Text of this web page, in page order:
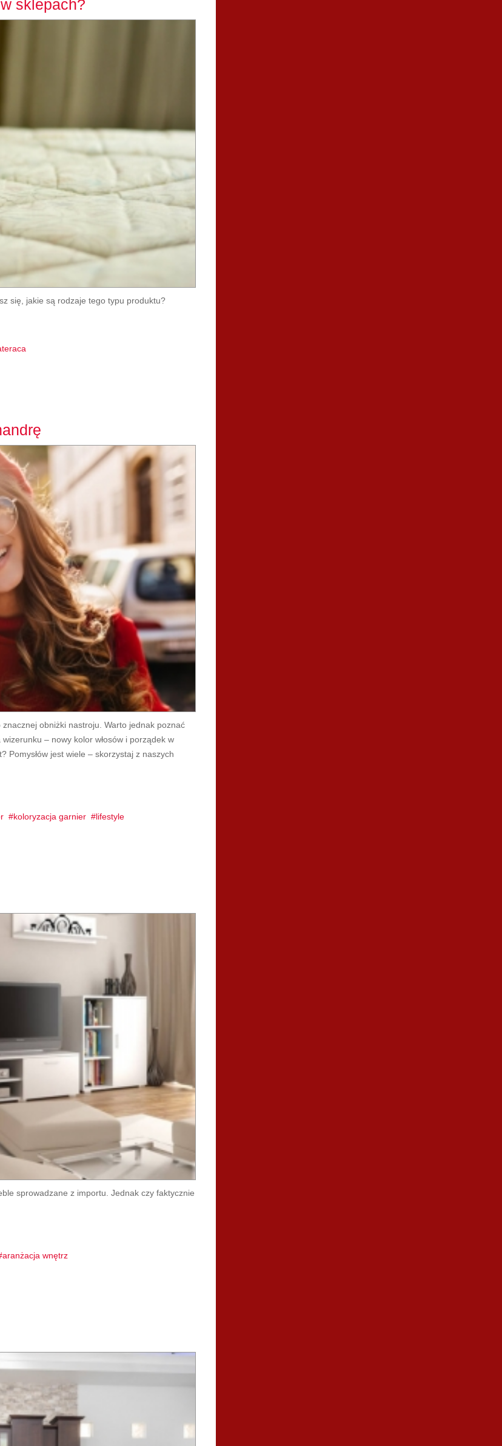
sklepach?
się, jakie są rodzaje tego typu produktu?
obniżki nastroju. Warto jednak poznać
– nowy kolor włosów i porządek w
Pomysłów jest wiele – skorzystaj z naszych
koloryzacja garnier lifestyle
sprowadzane z importu. Jednak czy faktycznie
aranżacja wnętrz